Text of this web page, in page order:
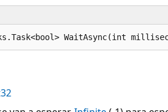
WaitAsync(int